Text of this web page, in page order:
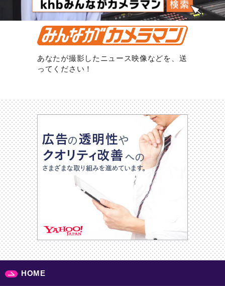
あなたが撮影したニュース映像などを、送
ってください！
HOME